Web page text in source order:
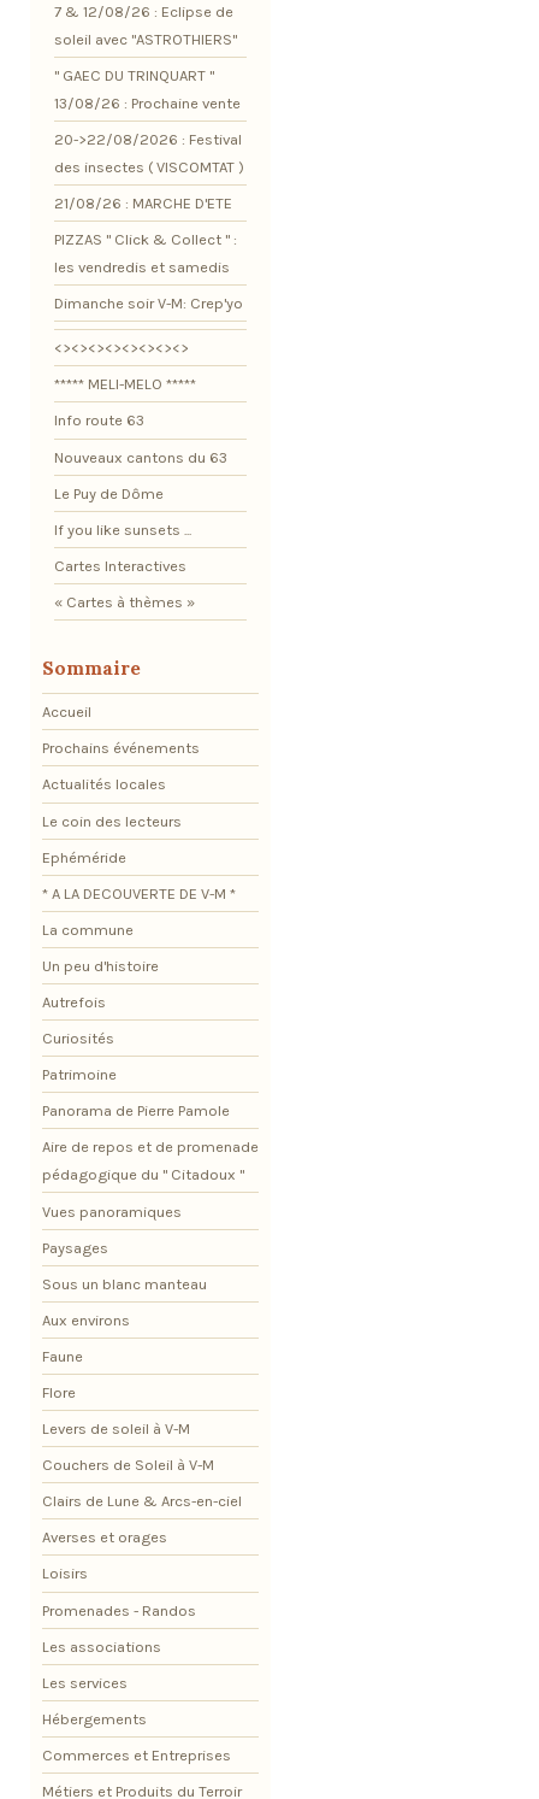
7 & 12/08/26 : Eclipse de
soleil avec "ASTROTHIERS"
" GAEC DU TRINQUART "
13/08/26 : Prochaine vente
20->22/08/2026 : Festival
des insectes ( VISCOMTAT )
21/08/26 : MARCHE D'ETE
PIZZAS " Click & Collect " :
les vendredis et samedis
Dimanche soir V-M: Crep'yo
<><><><><><><><>
***** MELI-MELO *****
Info route 63
Nouveaux cantons du 63
Le Puy de Dôme
If you like sunsets ...
Cartes Interactives
« Cartes à thèmes »
Sommaire
Accueil
Prochains événements
Actualités locales
Le coin des lecteurs
Ephéméride
* A LA DECOUVERTE DE V-M *
La commune
Un peu d'histoire
Autrefois
Curiosités
Patrimoine
Panorama de Pierre Pamole
Aire de repos et de promenade
pédagogique du " Citadoux "
Vues panoramiques
Paysages
Sous un blanc manteau
Aux environs
Faune
Flore
Levers de soleil à V-M
Couchers de Soleil à V-M
Clairs de Lune & Arcs-en-ciel
Averses et orages
Loisirs
Promenades - Randos
Les associations
Les services
Hébergements
Commerces et Entreprises
Métiers et Produits du Terroir